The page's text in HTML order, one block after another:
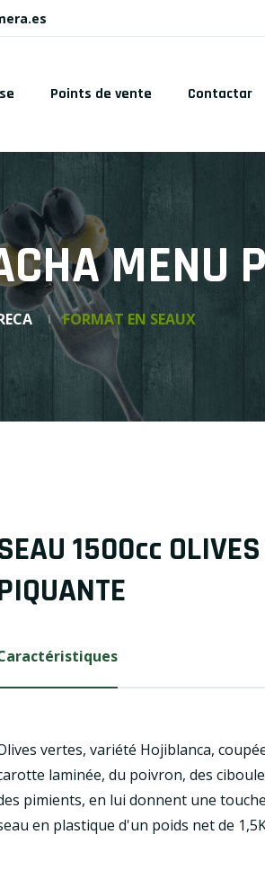
Points de vente Contactar
MENU
FORMAT EN SEAUX
1500cc
vertes, variété Hojiblanca,
laminée, du poivron, des
pimients, en lui donnent une
en plastique d'un poids net de